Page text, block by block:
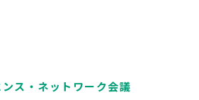
ス・ネットワーク会議